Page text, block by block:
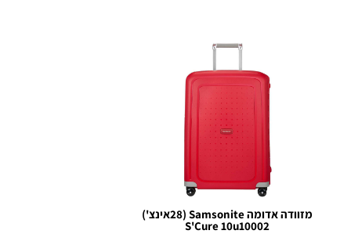
מזוודה אדומה Samsonite (28אינצ')
S'Cure 10u10002